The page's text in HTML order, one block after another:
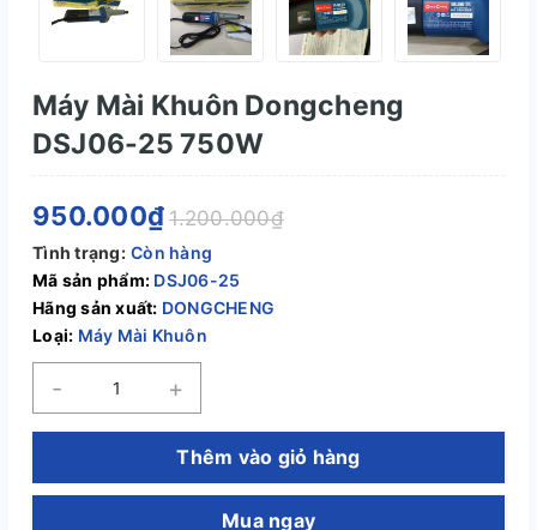
Máy Mài Khuôn Dongcheng
DSJ06-25 750W
950.000₫ 1.200.000₫
Tình trạng: Còn hàng
Mã sản phẩm: DSJ06-25
Hãng sản xuất: DONGCHENG
Loại: Máy Mài Khuôn
- +
Thêm vào giỏ hàng
Mua ngay